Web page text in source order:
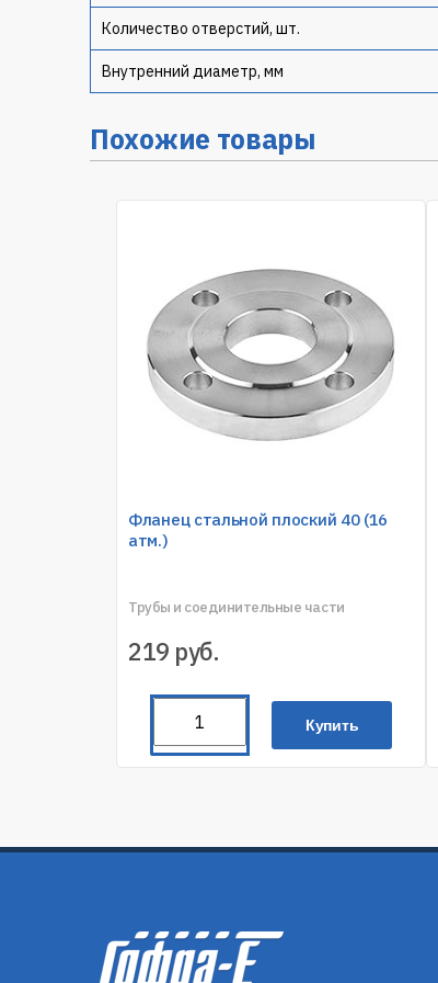
Количество отверстий, шт.
Внутренний диаметр, мм
Похожие товары
Фланец стальной плоский 40 (16
атм.)
Трубы и соединительные части
219 руб.
Купить